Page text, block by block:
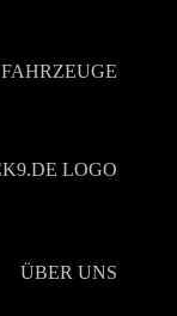
FAHRZEUGE
ÜBER UNS